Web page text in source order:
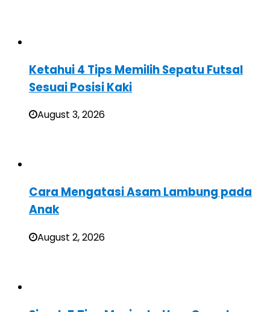
Ketahui 4 Tips Memilih Sepatu Futsal
Sesuai Posisi Kaki
August 3, 2026
Cara Mengatasi Asam Lambung pada
Anak
August 2, 2026